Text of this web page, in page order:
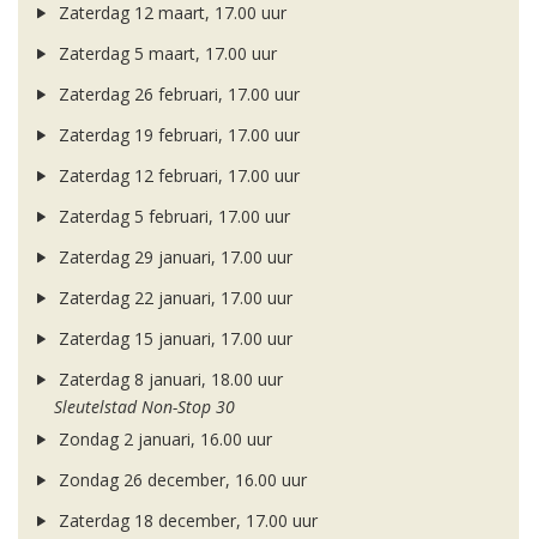
Zaterdag 12 maart, 17.00 uur
Zaterdag 5 maart, 17.00 uur
Zaterdag 26 februari, 17.00 uur
Zaterdag 19 februari, 17.00 uur
Zaterdag 12 februari, 17.00 uur
Zaterdag 5 februari, 17.00 uur
Zaterdag 29 januari, 17.00 uur
Zaterdag 22 januari, 17.00 uur
Zaterdag 15 januari, 17.00 uur
Zaterdag 8 januari, 18.00 uur
Sleutelstad Non-Stop 30
Zondag 2 januari, 16.00 uur
Zondag 26 december, 16.00 uur
Zaterdag 18 december, 17.00 uur